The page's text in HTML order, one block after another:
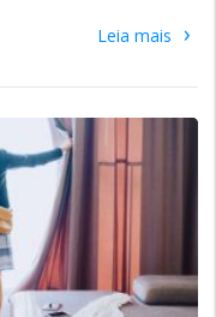
Leia mais ›